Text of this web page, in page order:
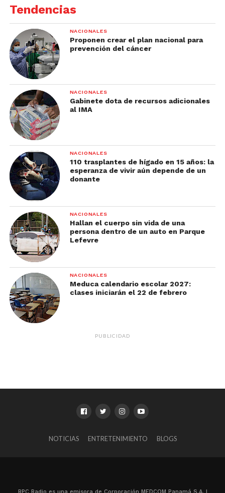
Tendencias
NACIONALES
Proponen crear el plan nacional para
prevención del cáncer
NACIONALES
Gabinete dota de recursos adicionales
al IMA
NACIONALES
110 trasplantes de hígado en 15 años: la
esperanza de vivir aún depende de un
donante
NACIONALES
Hallan el cuerpo sin vida de una
persona dentro de un auto en Parque
Lefevre
NACIONALES
Meduca calendario escolar 2027:
clases iniciarán el 22 de febrero
PUBLICIDAD
NOTICIAS ENTRETENIMIENTO BLOGS
RPC Radio es una emisora de Corporación MEDCOM Panamá S.A. |